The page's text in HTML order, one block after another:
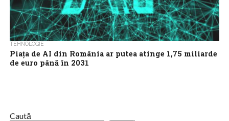
TEHNOLOGIE
Piața de AI din România ar putea atinge 1,75 miliarde
de euro până în 2031
Caută